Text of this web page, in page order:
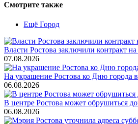
Смотрите также
Ещё Город
Власти Ростова заключили контракт
07.08.2026
На украшение Ростова ко Дню города
06.08.2026
В центре Ростова может обрушиться
06.08.2026